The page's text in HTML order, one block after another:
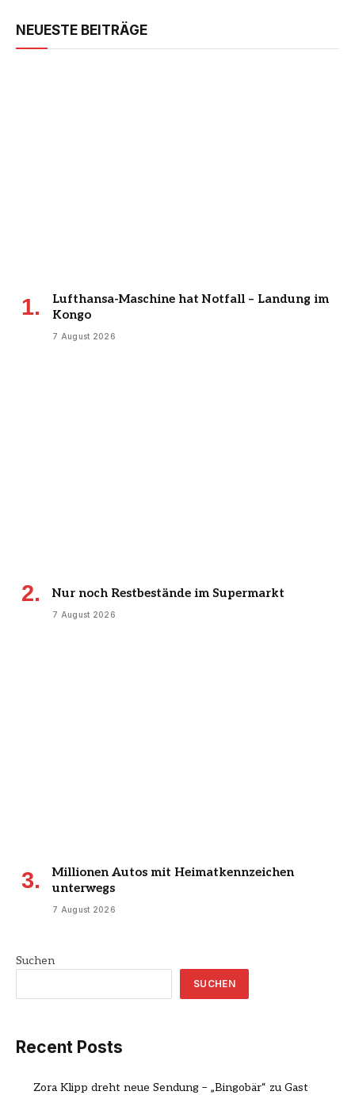
NEUESTE BEITRÄGE
Lufthansa-Maschine hat Notfall – Landung im
Kongo
7 August 2026
Nur noch Restbestände im Supermarkt
7 August 2026
Millionen Autos mit Heimatkennzeichen
unterwegs
7 August 2026
Suchen
SUCHEN
Recent Posts
Zora Klipp dreht neue Sendung – „Bingobär“ zu Gast